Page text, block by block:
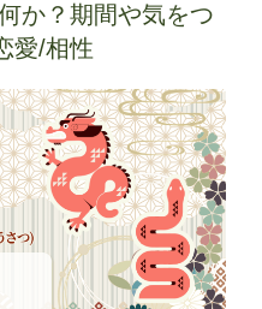
か？期間や気をつ
愛/相性